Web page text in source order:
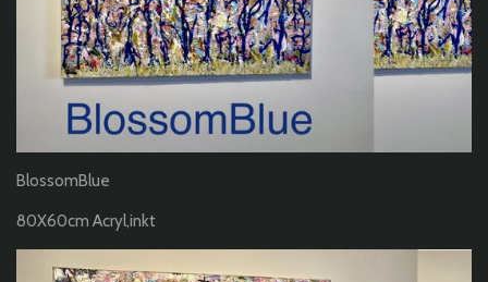
BlossomBlue
80X60cm Acryl,inkt